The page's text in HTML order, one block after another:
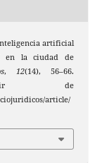
artificial
en la ciudad de
,12(14), 56–66.
de
article/